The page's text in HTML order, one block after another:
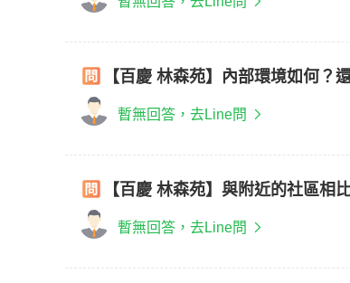
【百慶 林森苑】內部環境如何？
暫無回答，去Line問
【百慶 林森苑】與附近的社區相
暫無回答，去Line問